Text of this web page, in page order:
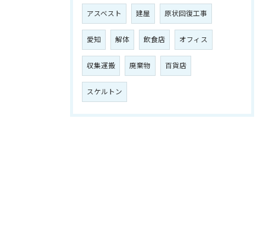
アスベスト 建屋 原状回復工事
愛知 解体 飲食店 オフィス
収集運搬 廃棄物 百貨店
スケルトン